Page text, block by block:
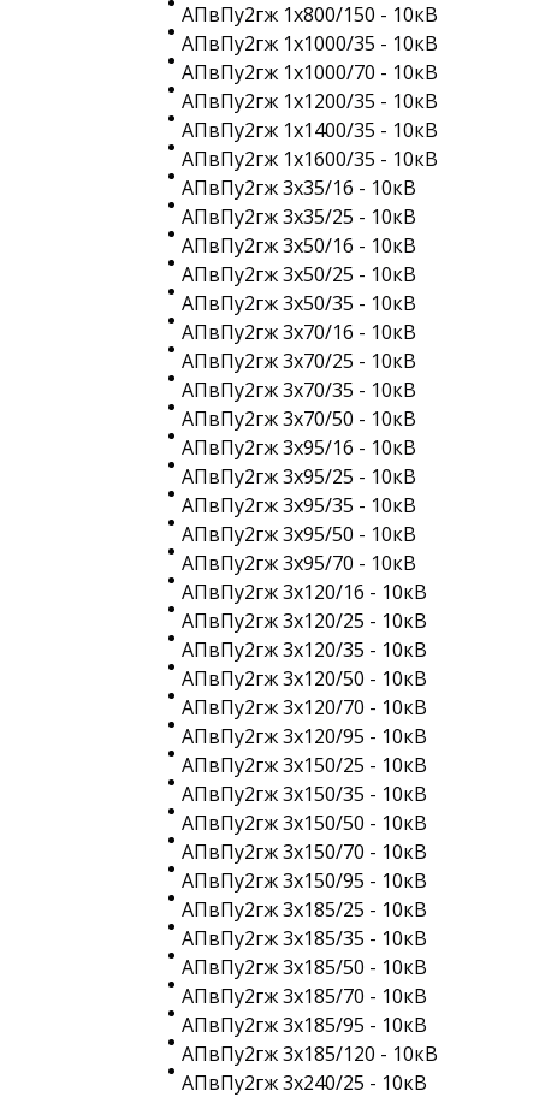
АПвПу2гж 1х800/150 - 10кВ
АПвПу2гж 1х1000/35 - 10кВ
АПвПу2гж 1х1000/70 - 10кВ
АПвПу2гж 1х1200/35 - 10кВ
АПвПу2гж 1х1400/35 - 10кВ
АПвПу2гж 1х1600/35 - 10кВ
АПвПу2гж 3х35/16 - 10кВ
АПвПу2гж 3х35/25 - 10кВ
АПвПу2гж 3х50/16 - 10кВ
АПвПу2гж 3х50/25 - 10кВ
АПвПу2гж 3х50/35 - 10кВ
АПвПу2гж 3х70/16 - 10кВ
АПвПу2гж 3х70/25 - 10кВ
АПвПу2гж 3х70/35 - 10кВ
АПвПу2гж 3х70/50 - 10кВ
АПвПу2гж 3х95/16 - 10кВ
АПвПу2гж 3х95/25 - 10кВ
АПвПу2гж 3х95/35 - 10кВ
АПвПу2гж 3х95/50 - 10кВ
АПвПу2гж 3х95/70 - 10кВ
АПвПу2гж 3х120/16 - 10кВ
АПвПу2гж 3х120/25 - 10кВ
АПвПу2гж 3х120/35 - 10кВ
АПвПу2гж 3х120/50 - 10кВ
АПвПу2гж 3х120/70 - 10кВ
АПвПу2гж 3х120/95 - 10кВ
АПвПу2гж 3х150/25 - 10кВ
АПвПу2гж 3х150/35 - 10кВ
АПвПу2гж 3х150/50 - 10кВ
АПвПу2гж 3х150/70 - 10кВ
АПвПу2гж 3х150/95 - 10кВ
АПвПу2гж 3х185/25 - 10кВ
АПвПу2гж 3х185/35 - 10кВ
АПвПу2гж 3х185/50 - 10кВ
АПвПу2гж 3х185/70 - 10кВ
АПвПу2гж 3х185/95 - 10кВ
АПвПу2гж 3х185/120 - 10кВ
АПвПу2гж 3х240/25 - 10кВ